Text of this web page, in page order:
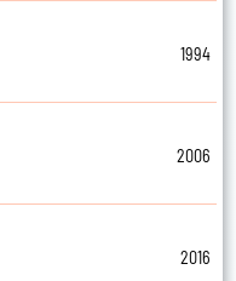
1994
2006
2016